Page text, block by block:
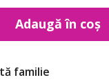
Adaugă în coș
familie